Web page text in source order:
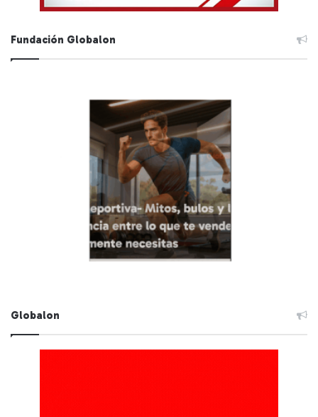
Fundación Globalon
Globalon